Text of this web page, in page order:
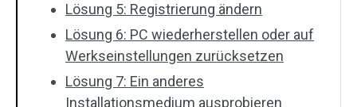
Lösung 5: Registrierung ändern
Lösung 6: PC wiederherstellen oder auf
Werkseinstellungen zurücksetzen
Lösung 7: Ein anderes
Installationsmedium ausprobieren